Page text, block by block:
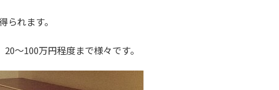
れます。
～100万円程度まで様々です。